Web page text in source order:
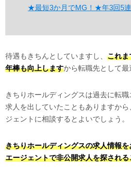
★最短3か月でMG！★年3回5連
待遇もきちんとしていますし、これま
年棒も向上しますから転職先として最
きちりホールディングスは過去に転
求人を出していたこともありますか
ジェントに相談するとよいでしょう。
きちりホールディングスの求人情報
エージェントで非公開求人を探され